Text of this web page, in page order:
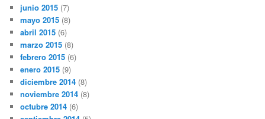
junio 2015 (7)
mayo 2015 (8)
abril 2015 (6)
marzo 2015 (8)
febrero 2015 (6)
enero 2015 (9)
diciembre 2014 (8)
noviembre 2014 (8)
octubre 2014 (6)